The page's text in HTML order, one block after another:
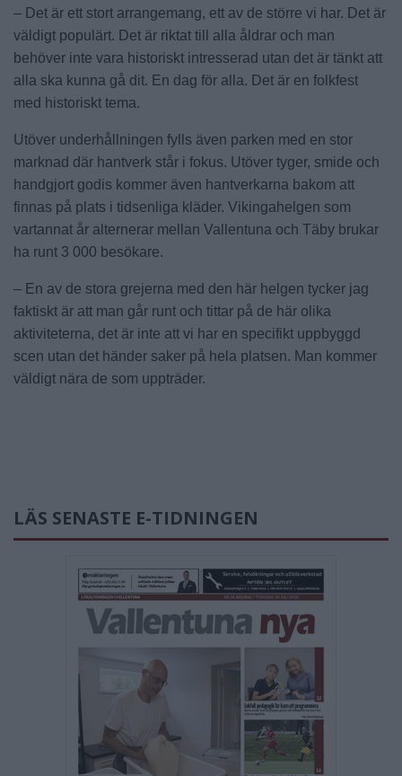
– Det är ett stort arrangemang, ett av de större vi har. Det är
väldigt populärt. Det är riktat till alla åldrar och man
behöver inte vara historiskt intresserad utan det är tänkt att
alla ska kunna gå dit. En dag för alla. Det är en folkfest
med historiskt tema.
Utöver underhållningen fylls även parken med en stor
marknad där hantverk står i fokus. Utöver tyger, smide och
handgjort godis kommer även hantverkarna bakom att
finnas på plats i tidsenliga kläder. Vikingahelgen som
vartannat år alternerar mellan Vallentuna och Täby brukar
ha runt 3 000 besökare.
– En av de stora grejerna med den här helgen tycker jag
faktiskt är att man går runt och tittar på de här olika
aktiviteterna, det är inte att vi har en specifikt uppbyggd
scen utan det händer saker på hela platsen. Man kommer
väldigt nära de som uppträder.
LÄS SENASTE E-TIDNINGEN